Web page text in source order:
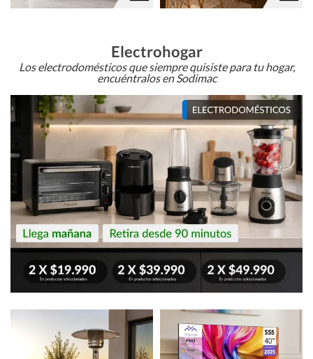
Electrohogar
Los electrodomésticos que siempre quisiste para tu hogar,
encuéntralos en Sodimac